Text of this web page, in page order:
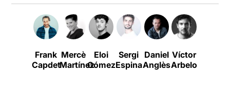
Frank
Capdet
Mercè
Martínez
Eloi
Gómez
Sergi
Espina
Daniel
Anglès
Víctor
Arbelo